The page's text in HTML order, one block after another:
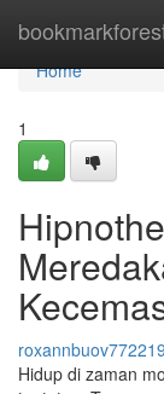
Home
Home
1
roxannbuov772219
Hidup di zaman